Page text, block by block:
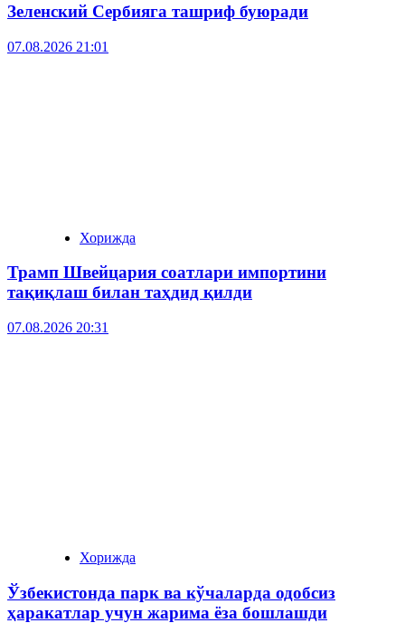
Зеленский Сербияга ташриф буюради
07.08.2026 21:01
Хорижда
Трамп Швейцария соатлари импортини
тақиқлаш билан таҳдид қилди
07.08.2026 20:31
Хорижда
Ўзбекистонда парк ва кўчаларда одобсиз
ҳаракатлар учун жарима ёза бошлашди